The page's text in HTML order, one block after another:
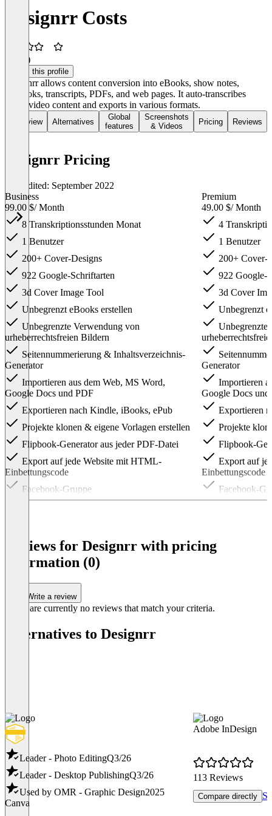
Designrr Costs
(4)
Claim this profile
Designrr allows content conversion into eBooks, show notes,
flipbooks, transcripts, PDFs, and web pages. It auto-transcribes
audio/video content and exports in various formats.
Overview Alternatives
Global
features
Screenshots
& Videos
Pricing Reviews
Designrr Pricing
Last edited: September 2022
Business
99.00 $/ Month
8 Transkriptionsstunden Monat
1 Benutzer
200+ Cover-Designs
922 Google-Schriftarten
3d Cover Image Tool
Unbegrenzt eBooks erstellen
Unbegrenzte Verwendung von
urheberrechtsfreien Bildern
Seitennummerierung & Inhaltsverzeichnis-
Generator
Importieren aus dem Web, MS Word,
Google Docs und PDF
Exportieren nach Kindle, iBooks, ePub
Projekte klonen & eigene Vorlagen erstellen
Flipbook-Generator aus jeder PDF-Datei
Export auf jede Website mit HTML-
Einbettungscode
Facebook-Gruppe
Premium
49.00 $/ Month
4
1 Benutzer
200+ Cover-
922 Google-
3d Cover
Unbegrenzt
Unbegrenzte
Generator
Importieren
Google Docs und
Exportieren
Projekte
Flipbook-
Export auf
Einbettungscode
Facebook-
Reviews for Designrr with pricing
information (0)
Write a review
There are currently no reviews that match your criteria.
Alternatives to Designrr
Leader - Photo EditingQ3/26
Leader - Desktop PublishingQ3/26
Used by OMR - Graphic Design2025
Canva
Adobe InDesign
113 Reviews
Compare directly